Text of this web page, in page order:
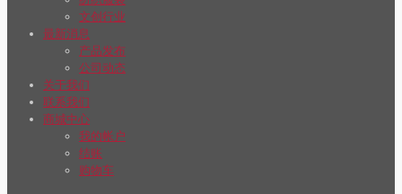
文创行业
最新消息
产品发布
公司动态
关于我们
联系我们
商城中心
我的帐户
结账
购物车